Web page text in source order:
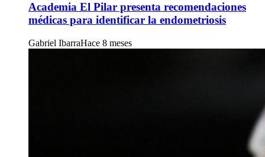
Academia El Pilar presenta recomendaciones
médicas para identificar la endometriosis
Gabriel IbarraHace 8 meses